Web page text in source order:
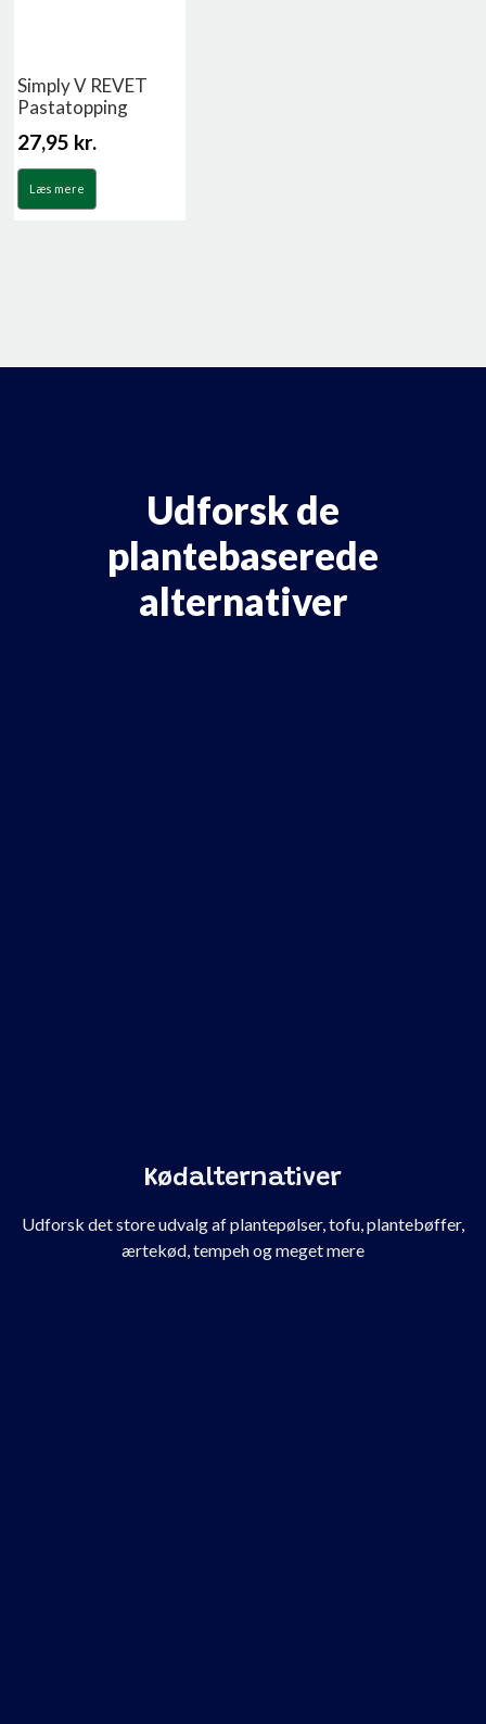
Simply V REVET
Pastatopping
27,95 kr.
Læs mere
Udforsk de
plantebaserede
alternativer
Kødalternativer
Udforsk det store udvalg af plantepølser, tofu, plantebøffer,
ærtekød, tempeh og meget mere